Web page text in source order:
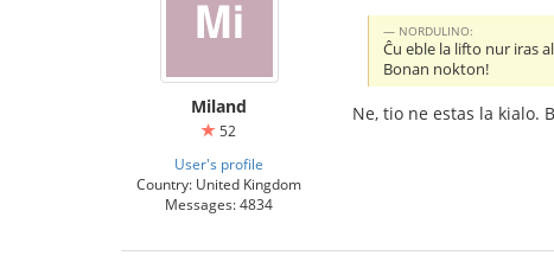
Miland
52
User's profile
Country: United Kingdom
Messages: 4834
NORDULINO:
Ĉu eble la lifto nur iras
Bonan nokton!
Ne, tio ne estas la kialo.